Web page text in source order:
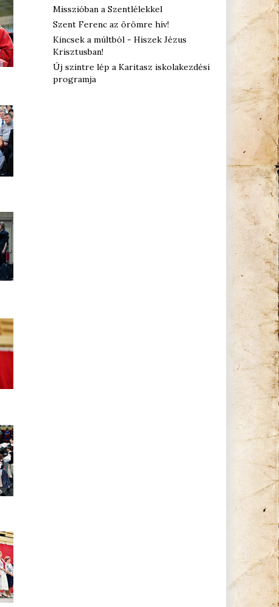
Misszióban a Szentlélekkel
Szent Ferenc az örömre hív!
Kincsek a múltból - Hiszek Jézus
Krisztusban!
Új szintre lép a Karitasz iskolakezdési
programja